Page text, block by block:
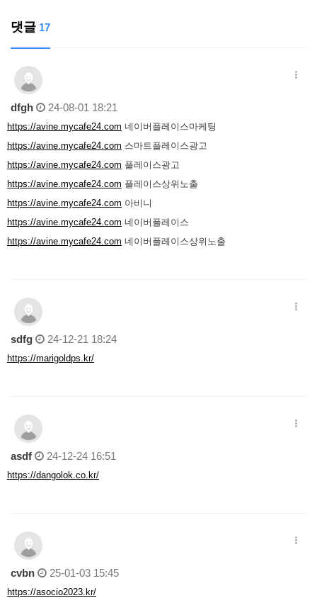
댓글 17
dfgh 24-08-01 18:21
https://avine.mycafe24.com 네이버플레이스마케팅
https://avine.mycafe24.com 스마트플레이스광고
https://avine.mycafe24.com 플레이스광고
https://avine.mycafe24.com 플레이스상위노출
https://avine.mycafe24.com 아비니
https://avine.mycafe24.com 네이버플레이스
https://avine.mycafe24.com 네이버플레이스상위노출
sdfg 24-12-21 18:24
https://marigoldps.kr/
asdf 24-12-24 16:51
https://dangolok.co.kr/
cvbn 25-01-03 15:45
https://asocio2023.kr/